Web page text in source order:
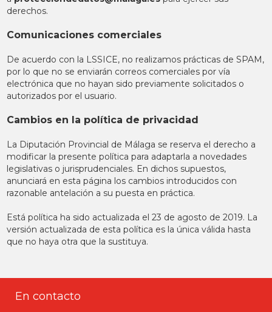
derechos.
Comunicaciones comerciales
De acuerdo con la LSSICE, no realizamos prácticas de SPAM,
por lo que no se enviarán correos comerciales por vía
electrónica que no hayan sido previamente solicitados o
autorizados por el usuario.
Cambios en la política de privacidad
La Diputación Provincial de Málaga se reserva el derecho a
modificar la presente política para adaptarla a novedades
legislativas o jurisprudenciales. En dichos supuestos,
anunciará en esta página los cambios introducidos con
razonable antelación a su puesta en práctica.
Está política ha sido actualizada el 23 de agosto de 2019. La
versión actualizada de esta política es la única válida hasta
que no haya otra que la sustituya.
En contacto